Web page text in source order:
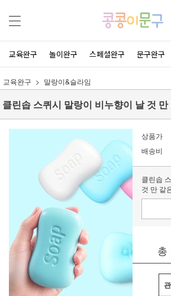
교육완구 놀이완구 스페셜완구 문구완구
교육완구 말랑이&슬라임
클린솝 스퀴시 말랑이 비누향이 날 것
상품가
배송비
클린솝
것 만 같
총